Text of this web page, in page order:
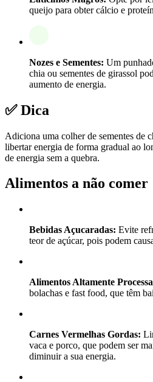
queijo para obter cálcio e
Nozes e Sementes: Um
chia ou sementes de girassol
aumento de energia.
✅ Dica
Adiciona uma colher de sementes de
libertar energia de forma gradual ao
de energia sem a quebra.
Alimentos a não comer
Bebidas Açucaradas: Evite
teor de açúcar, pois podem
Alimentos Altamente
bolachas e fast food, que têm
Carnes Vermelhas Gordas:
vaca e porco, que podem ser
diminuir a sua energia.